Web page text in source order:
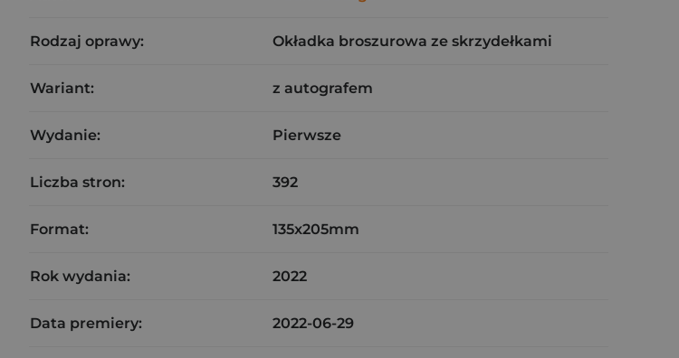
Rodzaj oprawy: Okładka broszurowa ze skrzydełkami
Wariant: z autografem
Wydanie: Pierwsze
Liczba stron: 392
Format: 135x205mm
Rok wydania: 2022
Data premiery: 2022-06-29